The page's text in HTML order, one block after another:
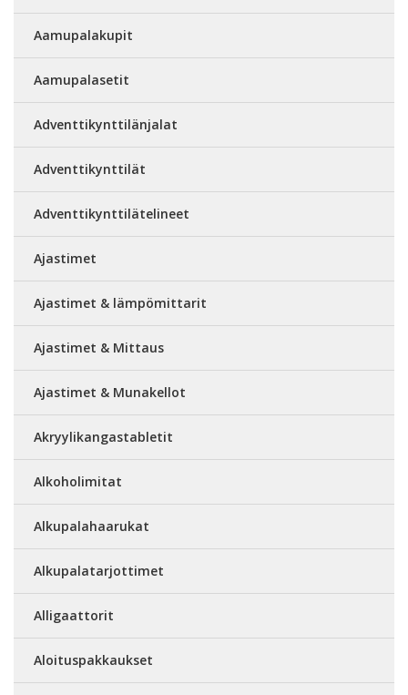
Aamupalakupit
Aamupalasetit
Adventtikynttilänjalat
Adventtikynttilät
Adventtikynttilätelineet
Ajastimet
Ajastimet & lämpömittarit
Ajastimet & Mittaus
Ajastimet & Munakellot
Akryylikangastabletit
Alkoholimitat
Alkupalahaarukat
Alkupalatarjottimet
Alligaattorit
Aloituspakkaukset